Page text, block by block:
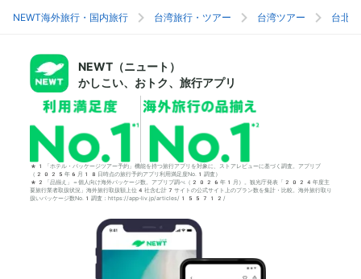
NEWT海外旅行・国内旅行 台湾旅行・ツアー 台湾ツアー 台北
NEWT（ニュート）
かしこい、おトク、旅行アプリ
*1「ホテル・パッケージツアー予約」機能を持つ旅行アプリを対象に、ストアレビューに基づく調査。アプリブ
（2025年6月18日時点の旅行予約アプリ利用満足度No.1調査）
*2「品揃え」＝個人向け海外パッケージ数。アプリブ調べ（2026年1月）。観光庁発表「2024年度主
要旅行業者取扱状況」海外旅行取扱額上位4社含む計7サイトの公式サイト上のプラン数を集計・比較。海外旅行取り
扱いパッケージ数No.1調査：https://app-liv.jp/articles/155712/